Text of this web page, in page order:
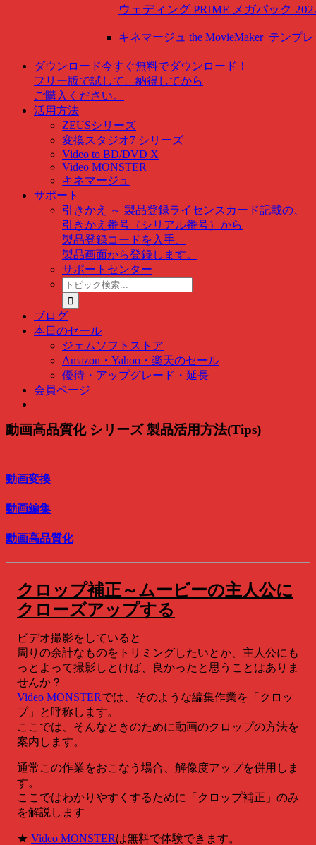
ウェディング PRIME メガパック
キネマージュ the MovieMakerテンプ
ダウンロード今すぐ無料でダウンロード！
フリー版で試して、納得してから
ご購入ください。
活用方法
ZEUSシリーズ
変換スタジオ7 シリーズ
Video to BD/DVD X
Video MONSTER
キネマージュ
サポート
引きかえ ～ 製品登録ライセンスカード記載の、
引きかえ番号（シリアル番号）から
製品登録コードを入手、
製品画面から登録します。
サポートセンター
ト
ピ
ッ
ク
検
索
…
ブログ
本日のセール
ジェムソフトストア
Amazon・Yahoo・楽天のセール
優待・アップグレード・延長
会員ページ
動画高品質化 シリーズ 製品活用方法(Tips)
動画変換
動画編集
動画高品質化
クロップ補正～ムービーの主人公に
クローズアップする
ビデオ撮影をしていると
周りの余計なものをトリミングしたいとか、主人公にも
っとよって撮影しとけば、良かったと思うことはありま
せんか？
Video MONSTERでは、そのような編集作業を「クロッ
プ」と呼称します。
ここでは、そんなときのために動画のクロップの方法を
案内します。
通常この作業をおこなう場合、解像度アップを併用しま
す。
ここではわかりやすくするために「クロップ補正」のみ
を解説します
★ Video MONSTERは無料で体験できます。